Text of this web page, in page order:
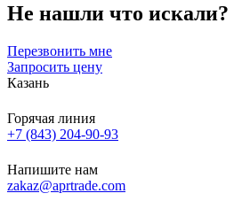
Не нашли что искали?
Перезвонить мне
Запросить цену
Казань
Горячая линия
+7 (843) 204-90-93
Напишите нам
zakaz@aprtrade.com